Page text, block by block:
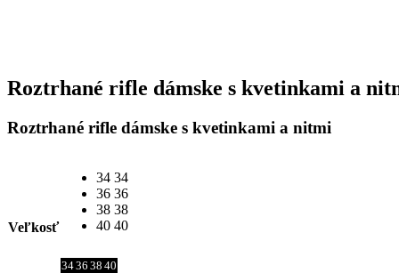
Roztrhané rifle dámske s kvetinkami a
Roztrhané rifle dámske s kvetinkami a nitmi
Veľkosť
34 34
36 36
38 38
40 40
3436 38 40